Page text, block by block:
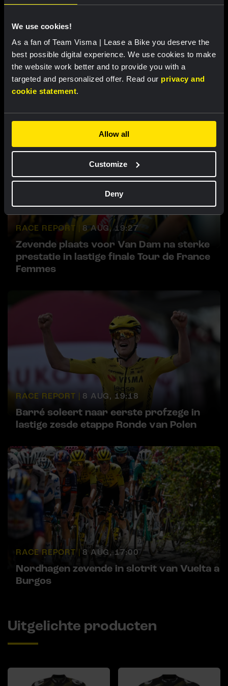
We use cookies!
As a fan of Team Visma | Lease a Bike you deserve the
best possible digital experience. We use cookies to make
the website work better and to provide you with a
targeted and personalized offer. Read our privacy and
cookie statement.
Allow all
Customize
Deny
Nordhagen zevende in slotrit van Vuelta a
Gerelateerde updates
RACE REPORT | 8 AUG, 19:27
Zevende plaats voor Van Dam na sterke
prestatie in lastige finale Tour de France
Femmes
RACE REPORT | 8 AUG, 19:18
Barré soleert naar eerste profzege in
lastige zesde etappe Ronde van Polen
RACE REPORT | 8 AUG, 17:00
Nordhagen zevende in slotrit van Vuelta a
Burgos
Uitgelichte producten